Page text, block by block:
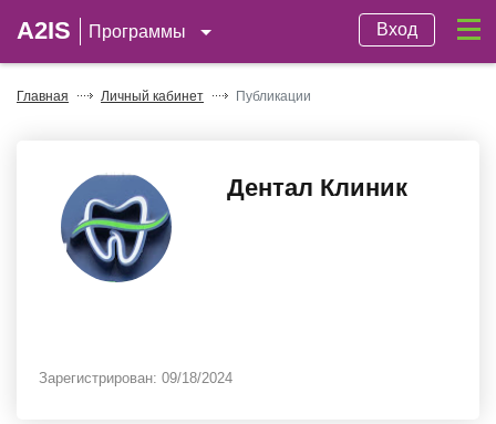
A2IS Программы Вход
Главная Личный кабинет Публикации
Дентал Клиник
Зарегистрирован: 09/18/2024